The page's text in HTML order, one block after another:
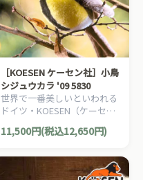
［KOESEN ケーセン社］小鳥
シジュウカラ '09 5830
世界で一番美しいといわれる
ドイツ・KOESEN（ケーセン
社）の動物のぬいぐるみ。愛
らしい表情の小鳥のぬいぐる
11,500円(税込12,650円)